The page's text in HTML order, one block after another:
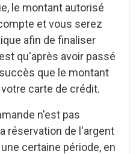
le montant autorisé
et vous serez
afin de finaliser
qu'après avoir passé
que le montant
carte de crédit.
n'est pas
réservation de l'argent
certaine période, en